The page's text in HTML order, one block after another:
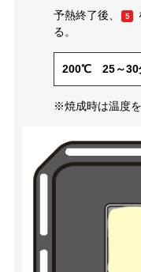
予熱終了後、 5
る。
200℃ 25～30
※焼成時は温度